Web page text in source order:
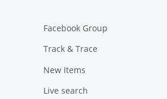
Facebook Group
Track & Trace
New Items
Live search